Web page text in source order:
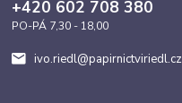
+420 602 708 380
PO-PÁ 7,30 - 18,00
ivo.riedl@papirnictviriedl.cz